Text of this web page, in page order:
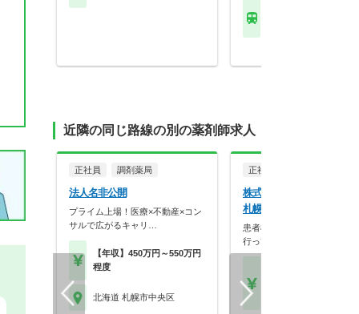
近隣の同じ路線の別の薬剤師求人
正社員 調剤薬局
法人名非公開
プライム上場！医療×不動産×コン
サルで広がるキャリ…
【年収】450万円～550万円
程度
北海道 札幌市中央区
正社員
株式会社そえる そえる
札幌円山店
患者様の視点に立った薬局
行っています。